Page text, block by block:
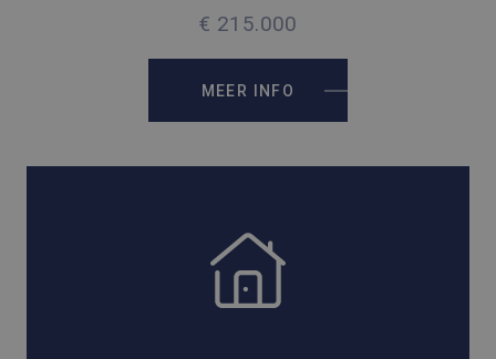
180 M2
210 M2
€ 215.000
MEER INFO